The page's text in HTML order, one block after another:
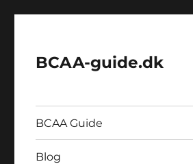
BCAA-guide.dk
BCAA Guide
Blog